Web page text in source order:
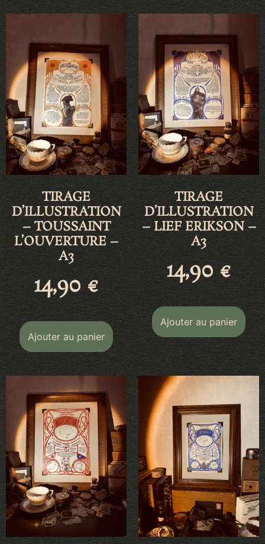
TIRAGE
D’ILLUSTRATION
– TOUSSAINT
L’OUVERTURE –
A3
14,90€
Ajouter au panier
TIRAGE
D’ILLUSTRATION
– LIEF ERIKSON –
A3
14,90€
Ajouter au panier